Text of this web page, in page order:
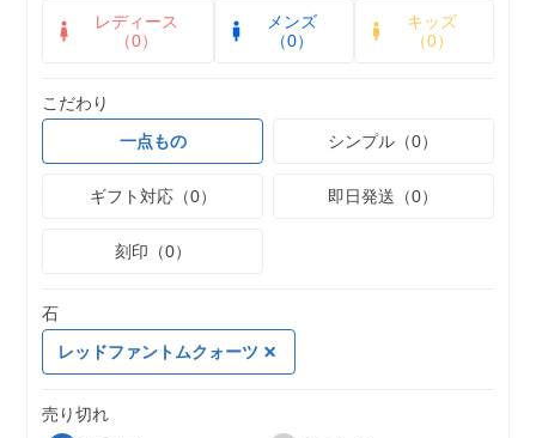
レディース
（0）
メンズ
（0）
キッズ
（0）
こだわり
一点もの
シンプル（0）
ギフト対応（0） 即日発送（0）
刻印（0）
石
レッドファントムクォーツ
売り切れ